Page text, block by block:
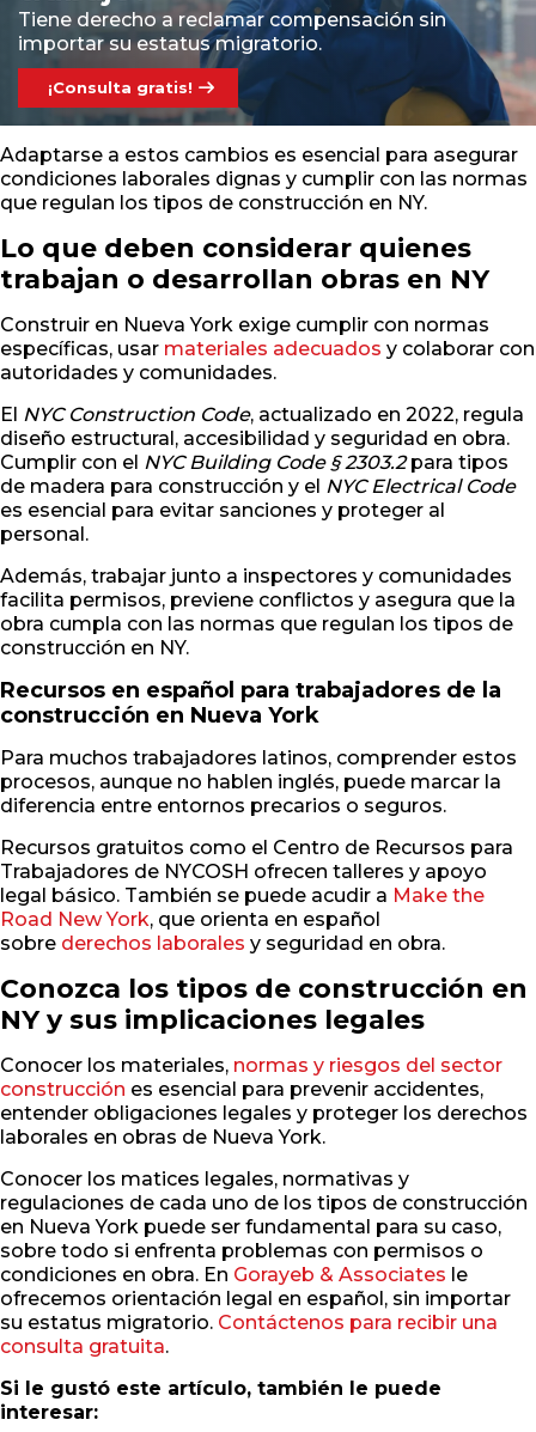
Tiene derecho a reclamar compensación sin
importar su estatus migratorio.
¡Consulta gratis!
Adaptarse a estos cambios es esencial para asegurar
condiciones laborales dignas y cumplir con las normas
que regulan los tipos de construcción en NY.
Lo que deben considerar quienes
trabajan o desarrollan obras en NY
Construir en Nueva York exige cumplir con normas
específicas, usar materiales adecuados y colaborar con
autoridades y comunidades.
El NYC Construction Code, actualizado en 2022, regula
diseño estructural, accesibilidad y seguridad en obra.
Cumplir con el NYC Building Code § 2303.2para tipos
de madera para construcción y el NYC Electrical Code
es esencial para evitar sanciones y proteger al
personal.
Además, trabajar junto a inspectores y comunidades
facilita permisos, previene conflictos y asegura que la
obra cumpla con las normas que regulan los tipos de
construcción en NY.
Recursos en español para trabajadores de la
construcción en Nueva York
Para muchos trabajadores latinos, comprender estos
procesos, aunque no hablen inglés, puede marcar la
diferencia entre entornos precarios o seguros.
Recursos gratuitos como el Centro de Recursos para
Trabajadores de NYCOSH ofrecen talleres y apoyo
legal básico. También se puede acudir a Make the
Road New York, que orienta en español
sobre derechos laborales y seguridad en obra.
Conozca los tipos de construcción en
NY y sus implicaciones legales
Conocer los materiales, normas y riesgos del sector
construcción es esencial para prevenir accidentes,
entender obligaciones legales y proteger los derechos
laborales en obras de Nueva York.
Conocer los matices legales, normativas y
regulaciones de cada uno de los tipos de construcción
en Nueva York puede ser fundamental para su caso,
sobre todo si enfrenta problemas con permisos o
condiciones en obra. En Gorayeb & Associates le
ofrecemos orientación legal en español, sin importar
su estatus migratorio. Contáctenos para recibir una
consulta gratuita.
Si le gustó este artículo, también le puede
interesar: